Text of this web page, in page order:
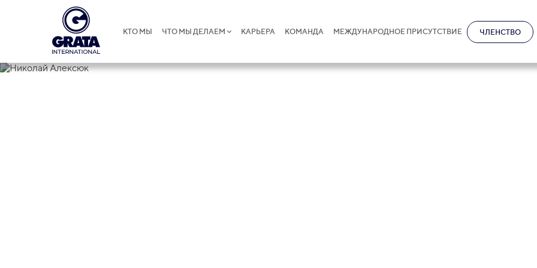
КТО МЫ ЧТО МЫ ДЕЛАЕМ КАРЬЕРА КОМАНДА МЕЖДУНАРОДНОЕ ПРИСУТСТВИЕ ЧЛЕНСТВО